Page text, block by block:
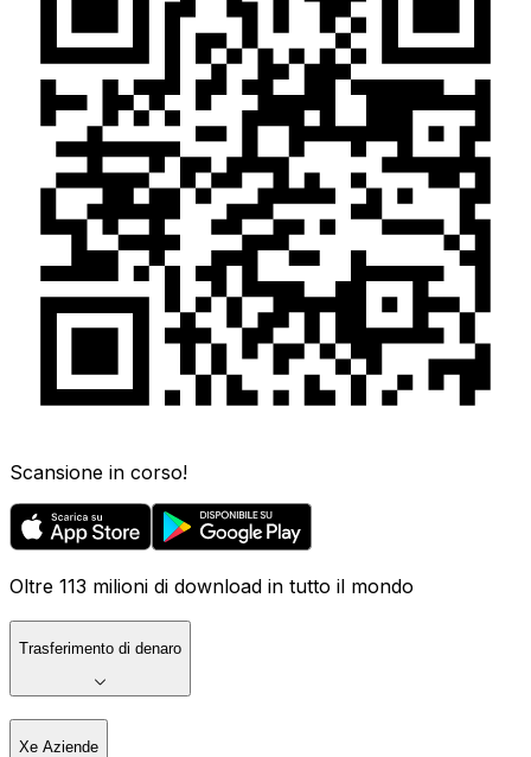
Scansione in corso!
Oltre 113 milioni di download in tutto il mondo
Trasferimento di denaro
Xe Aziende